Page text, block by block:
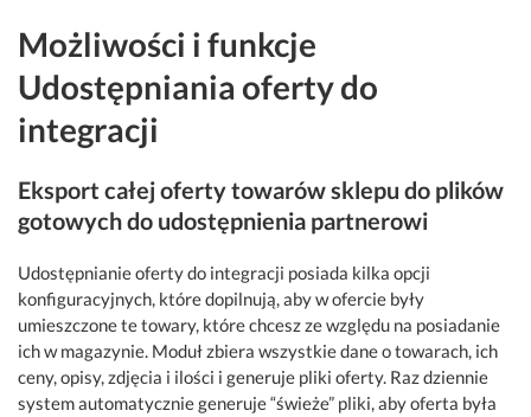
Możliwości i funkcje
Udostępniania oferty do
integracji
Eksport całej oferty towarów sklepu do plików
gotowych do udostępnienia partnerowi
Udostępnianie oferty do integracji posiada kilka opcji
konfiguracyjnych, które dopilnują, aby w ofercie były
umieszczone te towary, które chcesz ze względu na posiadanie
ich w magazynie. Moduł zbiera wszystkie dane o towarach, ich
ceny, opisy, zdjęcia i ilości i generuje pliki oferty. Raz dziennie
system automatycznie generuje “świeże” pliki, aby oferta była